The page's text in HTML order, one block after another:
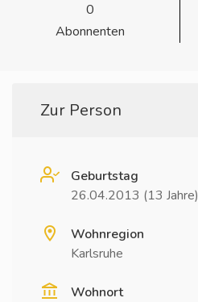
0
Abonnenten
Zur Person
Geburtstag
26.04.2013 (13 Jahre)
Wohnregion
Karlsruhe
Wohnort